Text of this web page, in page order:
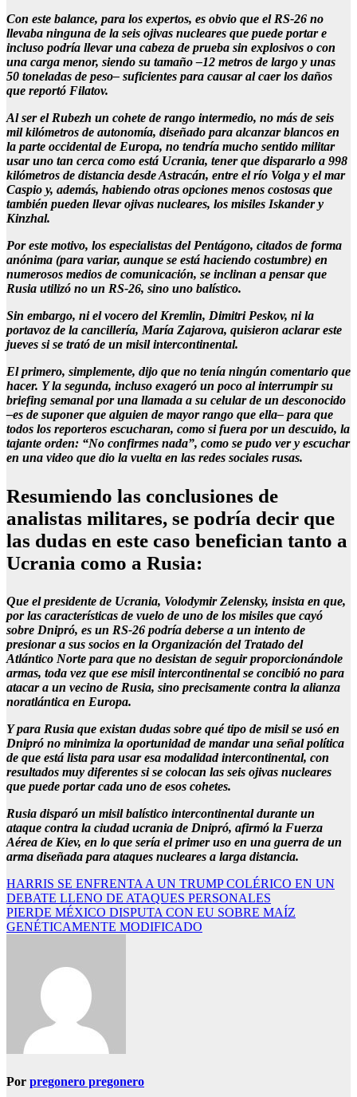
Con este balance, para los expertos, es obvio que el RS-26 no
llevaba ninguna de la seis ojivas nucleares que puede portar e
incluso podría llevar una cabeza de prueba sin explosivos o con
una carga menor, siendo su tamaño –12 metros de largo y unas
50 toneladas de peso– suficientes para causar al caer los daños
que reportó Filatov.
Al ser el Rubezh un cohete de rango intermedio, no más de seis
mil kilómetros de autonomía, diseñado para alcanzar blancos en
la parte occidental de Europa, no tendría mucho sentido militar
usar uno tan cerca como está Ucrania, tener que dispararlo a 998
kilómetros de distancia desde Astracán, entre el río Volga y el mar
Caspio y, además, habiendo otras opciones menos costosas que
también pueden llevar ojivas nucleares, los misiles Iskander y
Kinzhal.
Por este motivo, los especialistas del Pentágono, citados de forma
anónima (para variar, aunque se está haciendo costumbre) en
numerosos medios de comunicación, se inclinan a pensar que
Rusia utilizó no un RS-26, sino uno balístico.
Sin embargo, ni el vocero del Kremlin, Dimitri Peskov, ni la
portavoz de la cancillería, María Zajarova, quisieron aclarar este
jueves si se trató de un misil intercontinental.
El primero, simplemente, dijo que no tenía ningún comentario que
hacer. Y la segunda, incluso exageró un poco al interrumpir su
briefing semanal por una llamada a su celular de un desconocido
–es de suponer que alguien de mayor rango que ella– para que
todos los reporteros escucharan, como si fuera por un descuido, la
tajante orden: “No confirmes nada”, como se pudo ver y escuchar
en una video que dio la vuelta en las redes sociales rusas.
Resumiendo las conclusiones de
analistas militares, se podría decir que
las dudas en este caso benefician tanto a
Ucrania como a Rusia:
Que el presidente de Ucrania, Volodymir Zelensky, insista en que,
por las características de vuelo de uno de los misiles que cayó
sobre Dnipró, es un RS-26 podría deberse a un intento de
presionar a sus socios en la Organización del Tratado del
Atlántico Norte para que no desistan de seguir proporcionándole
armas, toda vez que ese misil intercontinental se concibió no para
atacar a un vecino de Rusia, sino precisamente contra la alianza
noratlántica en Europa.
Y para Rusia que existan dudas sobre qué tipo de misil se usó en
Dnipró no minimiza la oportunidad de mandar una señal política
de que está lista para usar esa modalidad intercontinental, con
resultados muy diferentes si se colocan las seis ojivas nucleares
que puede portar cada uno de esos cohetes.
Rusia disparó un misil balístico intercontinental durante un
ataque contra la ciudad ucrania de Dnipró, afirmó la Fuerza
Aérea de Kiev, en lo que sería el primer uso en una guerra de un
arma diseñada para ataques nucleares a larga distancia.
Navegación
de
entradas
HARRIS SE ENFRENTA A UN TRUMP COLÉRICO EN UN
DEBATE LLENO DE ATAQUES PERSONALES
PIERDE MÉXICO DISPUTA CON EU SOBRE MAÍZ
GENÉTICAMENTE MODIFICADO
Por pregonero pregonero